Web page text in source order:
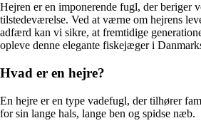
Hejren er en imponerende fugl, der beriger
tilstedeværelse. Ved at værne om hejrens
adfærd kan vi sikre, at fremtidige
opleve denne elegante fiskejæger i
Hvad er en hejre?
En hejre er en type vadefugl, der tilhører
for sin lange hals, lange ben og spidse næb.